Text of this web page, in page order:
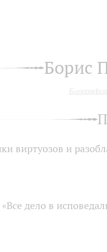
Борис
Биография
виртуозов и
дело в